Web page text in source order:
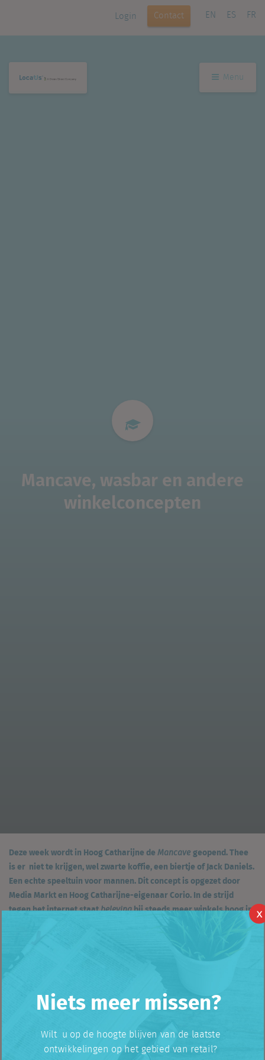
Login Contact EN ES FR
Menu
Mancave, wasbar en andere
winkelconcepten
Deze week wordt in Hoog Catharijne de Mancave geopend. Thee
is er niet te krijgen, wel zwarte koffie, een biertje of Jack Daniels.
Een echte speeltuin voor mannen. Dit concept is opgezet door
Media Markt en Hoog Catharijne-eigenaar Corio. In de strijd
tegen het internet staatbelevingbij steeds meer winkels hoog in
Mancave als gadgetparadijs
Er is niets te koop in de Mancave. Maar mannen kunnen volop
spelen met elektronica, kijken naar grote schermen,
van oversteken om bij de Media Markt het speeltje aan te
schaffen. Maar er is niet alleen elektronica, er zijn ook nog
Niets meer missen?
Wilt u op de hoogte blijven van de laatste
ontwikkelingen op het gebied van retail?
X